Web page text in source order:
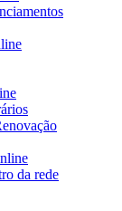
da rede